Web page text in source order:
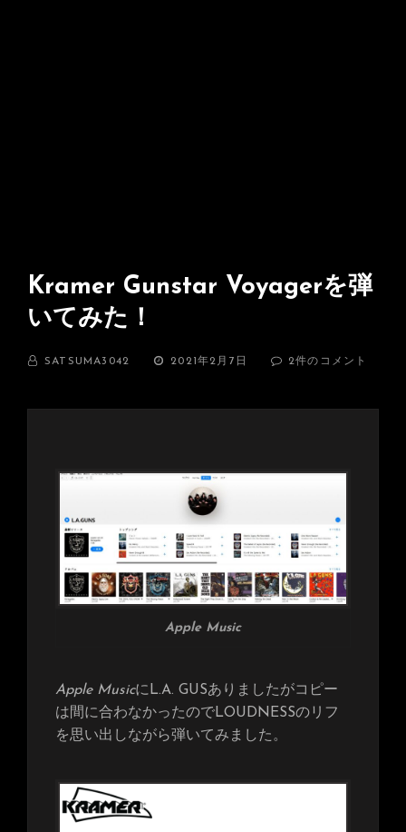
Kramer Gunstar Voyagerを弾
いてみた！
BY SATSUMA3042
投
2021年2月7日
KRAMER
を
の
2件のコメント
Apple Music
Apple MusicにL.A. GUSありましたがコピー
は間に合わなかったのでLOUDNESSのリフ
を思い出しながら弾いてみました。